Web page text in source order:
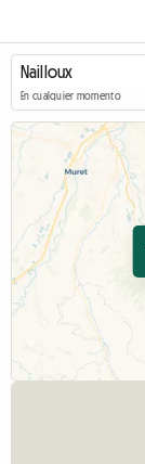
En cualquier momento